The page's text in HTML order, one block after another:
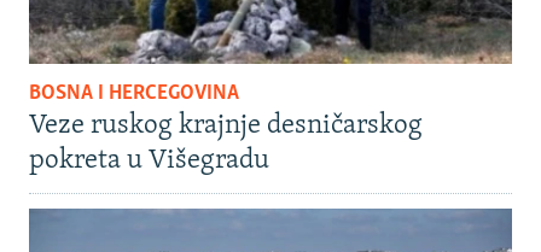
BOSNA I HERCEGOVINA
Veze ruskog krajnje desničarskog
pokreta u Višegradu